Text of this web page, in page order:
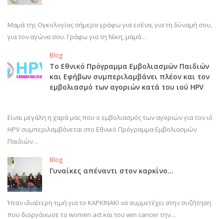
Μαμά της Ογκολογίας σήμερα γράφω για εσένα, για τη δύναμή σου,
για τον αγώνα σου. Γράφω για τη Νίκη, μαμά…
Blog
Το Εθνικό Πρόγραμμα Εμβολιασμών Παιδιών
και Εφήβων συμπεριλαμβάνει πλέον και τον
εμβολιασμό των αγοριών κατά του ιού HPV
Είναι μεγάλη η χαρά μας που ο εμβολιασμός των αγοριών για τον ιό
HPV συμπεριλαμβάνεται στο Εθνικό Πρόγραμμα Εμβολιασμών
Παιδιών…
Blog
Γυναίκες απέναντι στον καρκίνο…
Ήταν ιδιαίτερη τιμή για το ΚΑΡΚΙΝΑΚΙ να συμμετέχει στην συζήτηση
που διοργάνωσε το women act και του win cancer την…